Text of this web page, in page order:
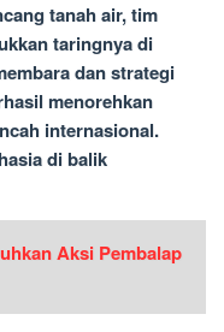
tanah air, tim
taringnya di
dan strategi
menorehkan
internasional.
di balik
Aksi Pembalap